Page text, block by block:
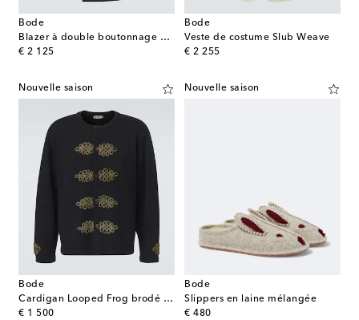
Bode
Blazer à double boutonnage en lin
€ 2 125
original price
Bode
Veste de costume Slub Weave
€ 2 255
original price
Nouvelle saison
Bode
Cardigan Looped Frog brodé en laine
€ 1 500
original price
Nouvelle saison
Bode
Slippers en laine mélangée
€ 480
original price